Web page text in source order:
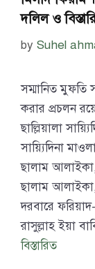
দলিল ও
by Suhel
সম্মানিত মুফতি
করার প্রচলন
ছাল্লিয়ালা
সায়্যিদিনা
ছালাম
ছালাম
দরবারে
রাসুল্লাহ ইয়া
বিস্তারিত